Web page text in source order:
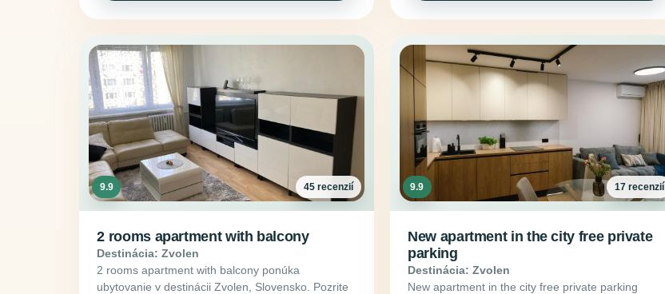
9.9 45 recenzií
2 rooms apartment with balcony
Destinácia: Zvolen
2 rooms apartment with balcony ponúka
ubytovanie v destinácii Zvolen, Slovensko. Pozrite
9.9 17 recenzií
New apartment in the city free private
parking
Destinácia: Zvolen
New apartment in the city free private parking